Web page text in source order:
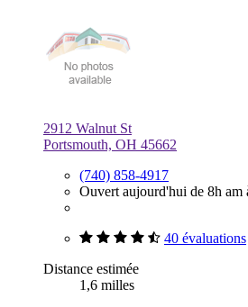
2912 Walnut St
Portsmouth, OH 45662
(740) 858-4917
Ouvert aujourd'hui de 8h am
40 évaluations
Distance estimée
1,6 milles